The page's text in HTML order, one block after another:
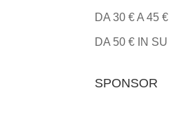
DA 30 € A 45 €
DA 50 € IN SU
SPONSOR